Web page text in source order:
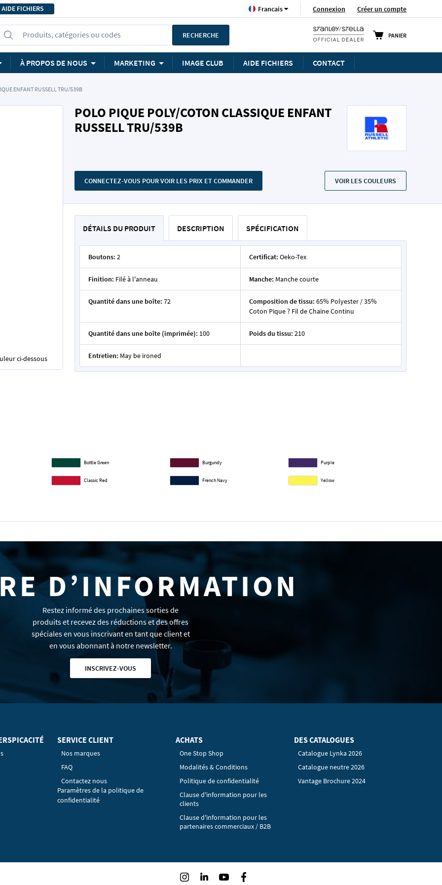
AIDE FICHIERS Connexion Créer un compte
Langue Francais
PANIER
Produits, catégories ou codes RECHERCHE
À PROPOS DE NOUS MARKETING IMAGE CLUB AIDE FICHIERS CONTACT
ENFANT RUSSELL TRU/539B
POLO PIQUE POLY/COTON CLASSIQUE ENFANT
RUSSELL TRU/539B
CONNECTEZ-VOUS POUR VOIR LES PRIX ET COMMANDER VOIR LES COULEURS
ci-dessous
DÉTAILS DU PRODUIT
Boutons: 2 Certificat: Oeko-Tex
Finition: Filé à l'anneau Manche: Manche courte
Quantité dans une boîte: 72 Composition de tissu: 65% Polyester / 35%
Coton Pique ? Fil de Chaine Continu
Quantité dans une boîte (imprimée): 100 Poids du tissu: 210
Entretien: May be ironed
DESCRIPTION SPÉCIFICATION
Bottle Green Burgundy Purple
Classic Red French Navy Yellow
D’INFORMATION
Restez informé des prochaines sorties de
produits et recevez des réductions et des offres
spéciales en vous inscrivant en tant que client et
en vous abonnant à notre newsletter.
INSCRIVEZ-VOUS
SERVICE CLIENT
Nos marques
FAQ
Contactez nous
Paramètres de la politique de
confidentialité
ACHATS
One Stop Shop
Modalités & Conditions
Politique de confidentialité
Clause d'information pour les
clients
Clause d'information pour les
partenaires commerciaux / B2B
DES CATALOGUES
Catalogue Lynka 2026
Catalogue neutre 2026
Vantage Brochure 2024